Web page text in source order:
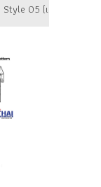
05 (เอวจั๊ม) ยี่ห้อ